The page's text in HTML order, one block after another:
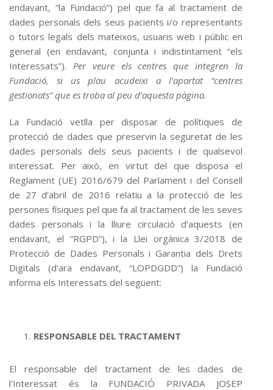
endavant, “la Fundació”) pel que fa al tractament de
dades personals dels seus pacients i/o representants
o tutors legals dels mateixos, usuaris web i públic en
general (en endavant, conjunta i indistintament “els
Interessats”). Per veure els centres que integren la
Fundació, si us plau acudeixi a l’apartat “centres
gestionats” que es troba al peu d’aquesta pàgina.
La Fundació vetlla per disposar de polítiques de
protecció de dades que preservin la seguretat de les
dades personals dels seus pacients i de qualsevol
interessat. Per això, en virtut del que disposa el
Reglament (UE) 2016/679 del Parlament i del Consell
de 27 d’abril de 2016 relatiu a la protecció de les
persones físiques pel que fa al tractament de les seves
dades personals i la lliure circulació d’aquests (en
endavant, el “RGPD”), i la Llei orgànica 3/2018 de
Protecció de Dades Personals i Garantia dels Drets
Digitals (d'ara endavant, “LOPDGDD”) la Fundació
informa els Interessats del següent:
RESPONSABLE DEL TRACTAMENT
El responsable del tractament de les dades de
l'Interessat és la FUNDACIÓ PRIVADA JOSEP